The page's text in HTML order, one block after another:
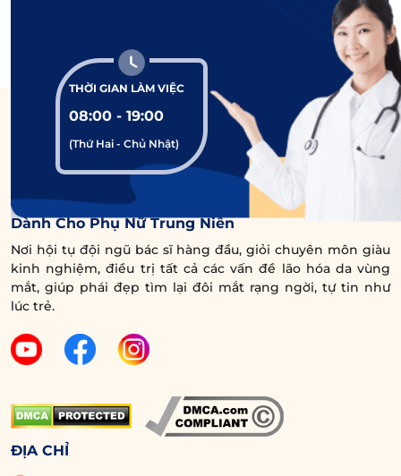
Sau khi thực hiện lấy mỡ bọng mắt, bạn nên tái khám
theo đúng lịch với bác sĩ.
ăn gì để vết thương
nhanh lành?
THỜI GIAN LÀM VIỆC
08:00 - 19:00
(Thứ Hai - Chủ Nhật)
Trung Tâm Chuyên Sâu Chống Lão Hóa Vùng Mắt
Dành Cho Phụ Nữ Trung Niên
Nơi hội tụ đội ngũ bác sĩ hàng đầu, giỏi chuyên môn giàu
kinh nghiệm, điều trị tất cả các vấn đề lão hóa da vùng
mắt, giúp phái đẹp tìm lại đôi mắt rạng ngời, tự tin như
lúc trẻ.
ĐỊA CHỈ